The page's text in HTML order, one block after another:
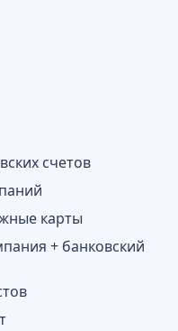
счетов
карты
+ банковский